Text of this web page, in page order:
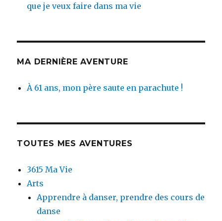
que je veux faire dans ma vie
MA DERNIÈRE AVENTURE
À 61 ans, mon père saute en parachute !
TOUTES MES AVENTURES
3615 Ma Vie
Arts
Apprendre à danser, prendre des cours de
danse